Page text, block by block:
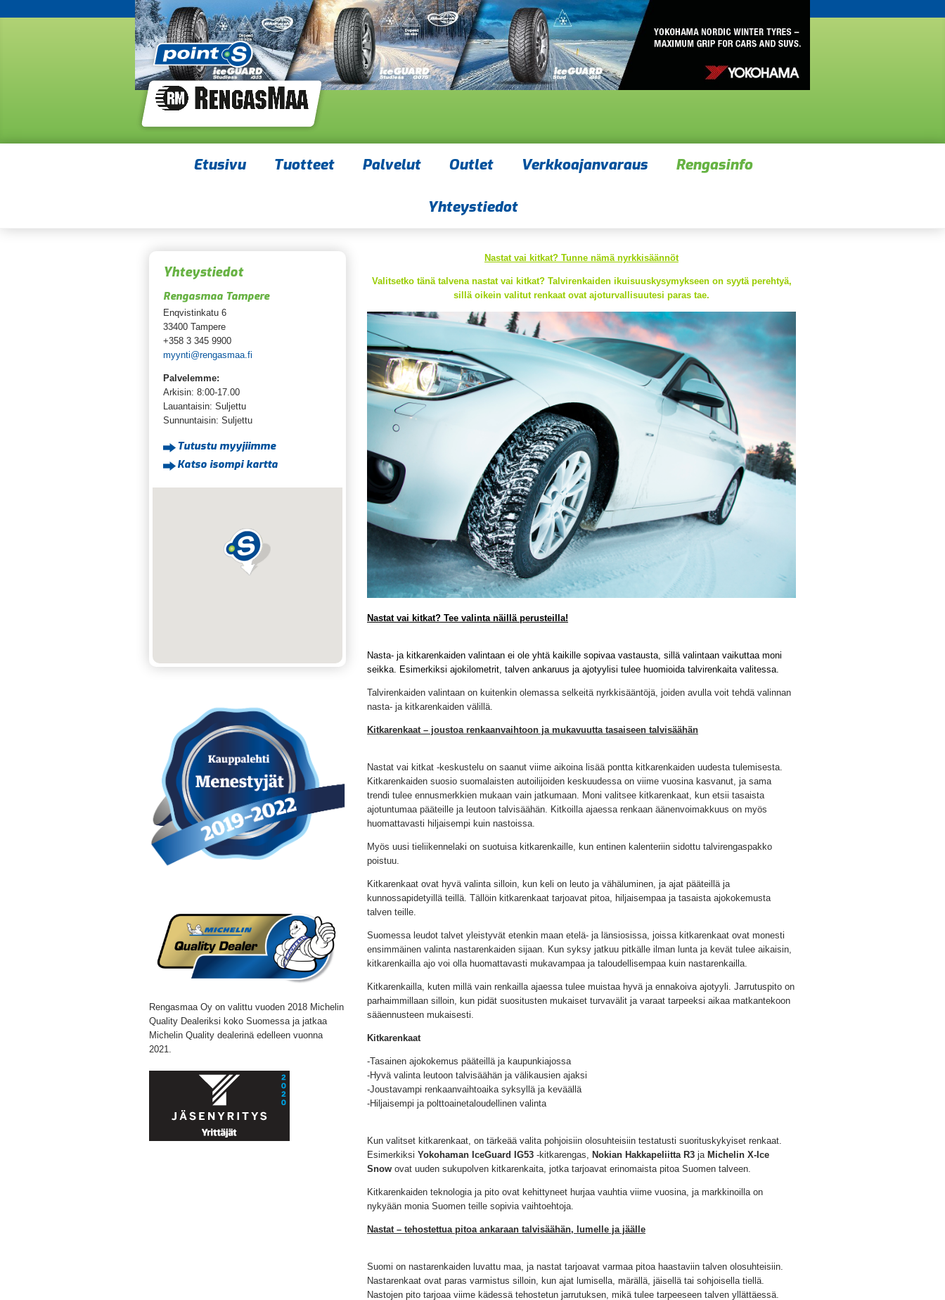
Etusivu Tuotteet Palvelut Outlet Verkkoajanvaraus Rengasinfo
Yhteystiedot
Nastat vai kitkat? Tunne nämä nyrkkisäännöt
Valitsetko tänä talvena nastat vai kitkat? Talvirenkaiden ikuisuuskysymykseen on syytä perehtyä,
sillä oikein valitut renkaat ovat ajoturvallisuutesi paras tae.
Nastat vai kitkat? Tee valinta näillä perusteilla!
Nasta- ja kitkarenkaiden valintaan ei ole yhtä kaikille sopivaa vastausta, sillä valintaan vaikuttaa moni
seikka. Esimerkiksi ajokilometrit, talven ankaruus ja ajotyylisi tulee huomioida talvirenkaita valitessa.
Talvirenkaiden valintaan on kuitenkin olemassa selkeitä nyrkkisääntöjä, joiden avulla voit tehdä valinnan
nasta- ja kitkarenkaiden välillä.
Kitkarenkaat – joustoa renkaanvaihtoon ja mukavuutta tasaiseen talvisäähän
Nastat vai kitkat -keskustelu on saanut viime aikoina lisää pontta kitkarenkaiden uudesta tulemisesta.
Kitkarenkaiden suosio suomalaisten autoilijoiden keskuudessa on viime vuosina kasvanut, ja sama
trendi tulee ennusmerkkien mukaan vain jatkumaan. Moni valitsee kitkarenkaat, kun etsii tasaista
ajotuntumaa pääteille ja leutoon talvisäähän. Kitkoilla ajaessa renkaan äänenvoimakkuus on myös
huomattavasti hiljaisempi kuin nastoissa.
Myös uusi tieliikennelaki on suotuisa kitkarenkaille, kun entinen kalenteriin sidottu talvirengaspakko
poistuu.
Kitkarenkaat ovat hyvä valinta silloin, kun keli on leuto ja vähäluminen, ja ajat pääteillä ja
kunnossapidetyillä teillä. Tällöin kitkarenkaat tarjoavat pitoa, hiljaisempaa ja tasaista ajokokemusta
talven teille.
Suomessa leudot talvet yleistyvät etenkin maan etelä- ja länsiosissa, joissa kitkarenkaat ovat monesti
ensimmäinen valinta nastarenkaiden sijaan. Kun syksy jatkuu pitkälle ilman lunta ja kevät tulee aikaisin,
kitkarenkailla ajo voi olla huomattavasti mukavampaa ja taloudellisempaa kuin nastarenkailla.
Kitkarenkailla, kuten millä vain renkailla ajaessa tulee muistaa hyvä ja ennakoiva ajotyyli. Jarrutuspito on
parhaimmillaan silloin, kun pidät suositusten mukaiset turvavälit ja varaat tarpeeksi aikaa matkantekoon
sääennusteen mukaisesti.
Kitkarenkaat
-Tasainen ajokokemus pääteillä ja kaupunkiajossa
-Hyvä valinta leutoon talvisäähän ja välikausien ajaksi
-Joustavampi renkaanvaihtoaika syksyllä ja keväällä
-Hiljaisempi ja polttoainetaloudellinen valinta
Kun valitset kitkarenkaat, on tärkeää valita pohjoisiin olosuhteisiin testatusti suorituskykyiset renkaat.
EsimerkiksiYokohaman IceGuard IG53 -kitkarengas,Nokian Hakkapeliitta R3 jaMichelin X-Ice
Snow ovat uuden sukupolven kitkarenkaita, jotka tarjoavat erinomaista pitoa Suomen talveen.
Kitkarenkaiden teknologia ja pito ovat kehittyneet hurjaa vauhtia viime vuosina, ja markkinoilla on
nykyään monia Suomen teille sopivia vaihtoehtoja.
Nastat – tehostettua pitoa ankaraan talvisäähän, lumelle ja jäälle
Suomi on nastarenkaiden luvattu maa, ja nastat tarjoavat varmaa pitoa haastaviin talven olosuhteisiin.
Nastarenkaat ovat paras varmistus silloin, kun ajat lumisella, märällä, jäisellä tai sohjoisella tiellä.
Nastojen pito tarjoaa viime kädessä tehostetun jarrutuksen, mikä tulee tarpeeseen talven yllättäessä.
Yhteystiedot
Rengasmaa Tampere
Enqvistinkatu 6
33400 Tampere
+358 3 345 9900
myynti@rengasmaa.fi
Palvelemme:
Arkisin: 8:00-17.00
Lauantaisin: Suljettu
Sunnuntaisin: Suljettu
Tutustu myyjiimme
Katso isompi kartta
Rengasmaa Oy on valittu vuoden 2018 Michelin
Quality Dealeriksi koko Suomessa ja jatkaa
Michelin Quality dealerinä edelleen vuonna
2021.